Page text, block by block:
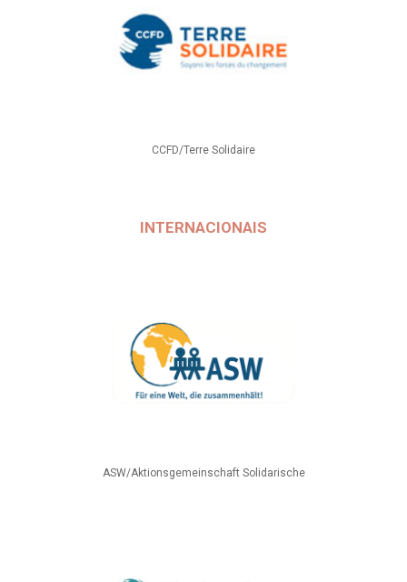
CCFD/Terre Solidaire
INTERNACIONAIS
ASW/Aktionsgemeinschaft Solidarische